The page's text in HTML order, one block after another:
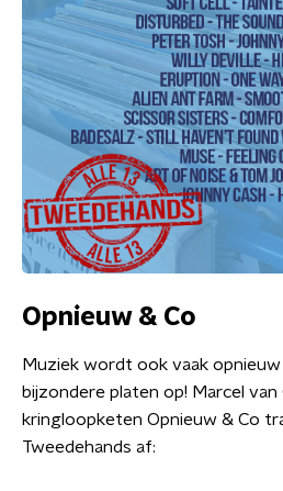
Opnieuw & Co
Muziek wordt ook vaak
bijzondere platen op! Marcel van
kringloopketen Opnieuw & Co
Tweedehands af: